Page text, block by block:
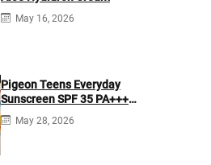
May 16, 2026
Pigeon Teens Everyday
Sunscreen SPF 35 PA+++
Ingredients
May 28, 2026